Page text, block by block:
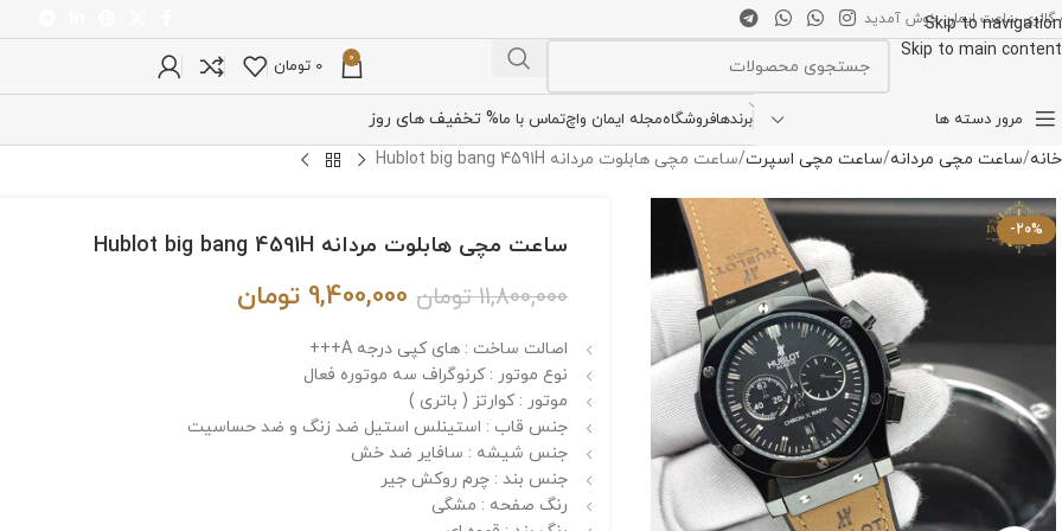
Skip to navigation
Skip to main content
گالری ساعت ایمان خوش آمدید
0
0 تومان
مرور دسته ها برندهافروشگاهمجله ایمان واچتماس با ما% تخفیف های روز
خانه ساعت مچی مردانه ساعت مچی اسپرت ساعت مچی هابلوت مردانه Hublot big bang 4591H
-20%
ساعت مچی هابلوت مردانه Hublot big bang 4591H
11,800,000 تومان 9,400,000 تومان
اصالت ساخت : های کپی درجه A+++
نوع موتور : کرنوگراف سه موتوره فعال
موتور : کوارتز ( باتری )
جنس قاب : استینلس استیل ضد زنگ و ضد حساسیت
جنس شیشه : سافایر ضد خش
جنس بند : چرم روکش جیر
رنگ صفحه : مشگی